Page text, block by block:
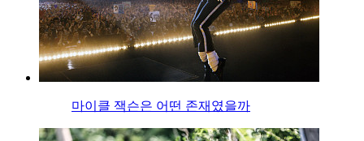
마이클 잭슨은 어떤 존재였을까